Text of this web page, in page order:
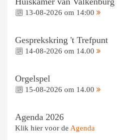
13-08-2026 om 14:00
Gesprekskring 't Trefpunt
14-08-2026 om 14.00
Orgelspel
15-08-2026 om 14.00
Agenda 2026
Klik hier voor de Agenda